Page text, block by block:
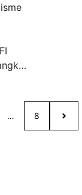
...
… 8